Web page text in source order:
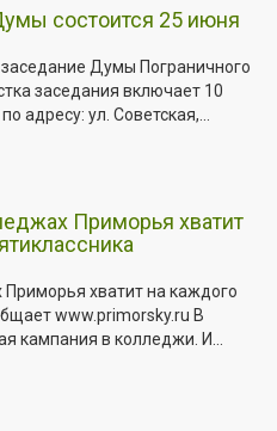
состоится 25 июня
Думы Пограничного
заседания включает 10
адресу: ул. Советская,...
Приморья хватит
хватит на каждого
www.primorsky.ru В
кампания в колледжи. И...